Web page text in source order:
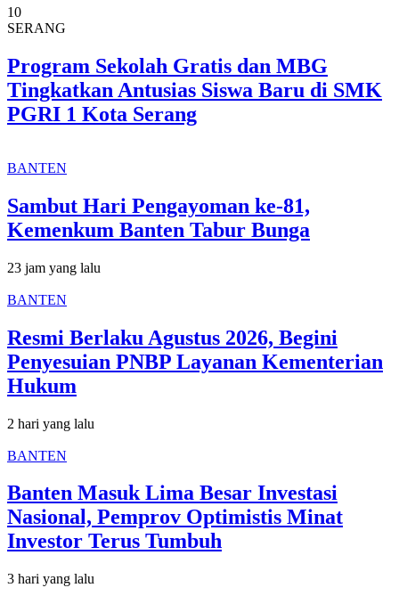
10
SERANG
Program Sekolah Gratis dan MBG
Tingkatkan Antusias Siswa Baru di SMK
PGRI 1 Kota Serang
BANTEN
Sambut Hari Pengayoman ke-81,
Kemenkum Banten Tabur Bunga
23 jam yang lalu
BANTEN
Resmi Berlaku Agustus 2026, Begini
Penyesuian PNBP Layanan Kementerian
Hukum
2 hari yang lalu
BANTEN
Banten Masuk Lima Besar Investasi
Nasional, Pemprov Optimistis Minat
Investor Terus Tumbuh
3 hari yang lalu